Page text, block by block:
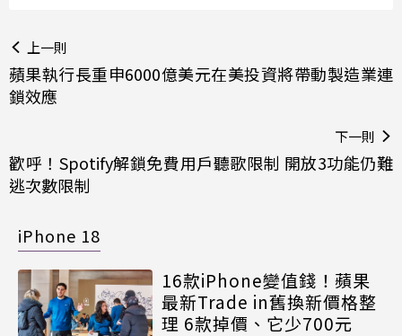
上一則
蘋果執行長重申6000億美元在美投資將帶動製造業連
鎖效應
下一則
歡呼！Spotify解鎖免費用戶聽歌限制 開放3功能仍難
逃次數限制
iPhone 18
16款iPhone變值錢！蘋果
最新Trade in舊換新價格整
理 6款掉價、它少700元